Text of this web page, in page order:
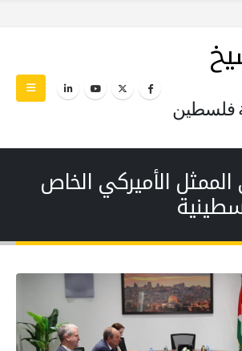
فلسطين
الأميركي الخاص